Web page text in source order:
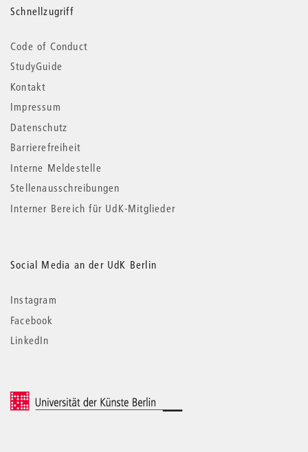
Schnellzugriff
Code of Conduct
StudyGuide
Kontakt
Impressum
Datenschutz
Barrierefreiheit
Interne Meldestelle
Stellenausschreibungen
Interner Bereich für UdK-Mitglieder
Social Media an der UdK Berlin
Instagram
Facebook
LinkedIn
© 2026 Universität der Künste Berlin